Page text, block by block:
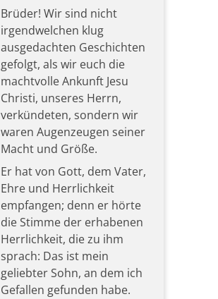
Brüder! Wir sind nicht
irgendwelchen klug
ausgedachten Geschichten
gefolgt, als wir euch die
machtvolle Ankunft Jesu
Christi, unseres Herrn,
verkündeten, sondern wir
waren Augenzeugen seiner
Macht und Größe.
Er hat von Gott, dem Vater,
Ehre und Herrlichkeit
empfangen; denn er hörte
die Stimme der erhabenen
Herrlichkeit, die zu ihm
sprach: Das ist mein
geliebter Sohn, an dem ich
Gefallen gefunden habe.